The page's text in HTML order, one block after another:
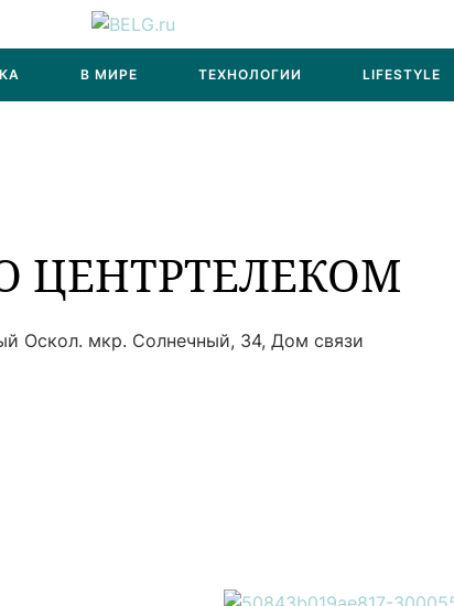
В МИРЕ ТЕХНОЛОГИИ LIFESTYLE
ЦЕНТРТЕЛЕКОМ
Оскол. мкр. Солнечный, 34, Дом связи